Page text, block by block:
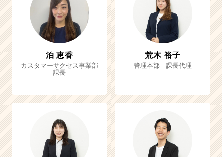
泊 恵香
カスタマーサクセス事業部
課長
荒木 裕子
管理本部 課長代理